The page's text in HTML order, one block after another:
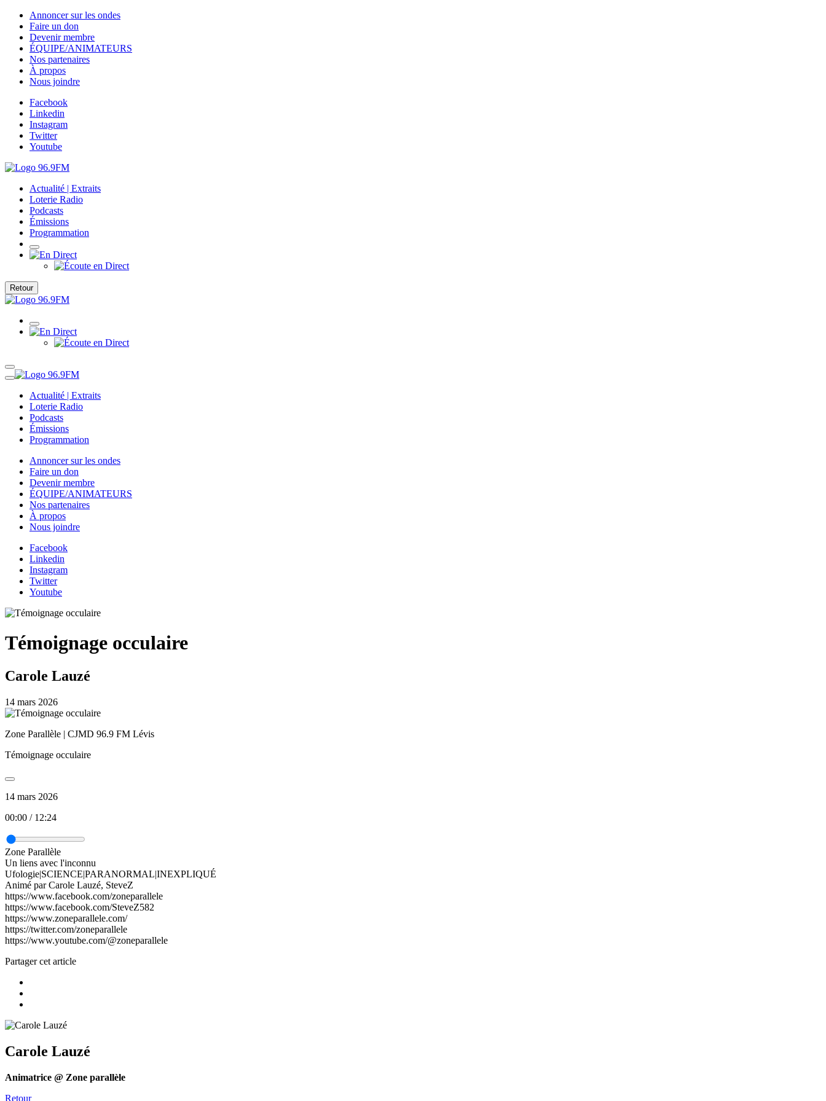
Annoncer sur les ondes
Faire un don
Devenir membre
ÉQUIPE/ANIMATEURS
Nos partenaires
À propos
Nous joindre
Facebook
Linkedin
Instagram
Twitter
Youtube
Actualité | Extraits
Loterie Radio
Podcasts
Émissions
Programmation
Retour
Actualité | Extraits
Loterie Radio
Podcasts
Émissions
Programmation
Annoncer sur les ondes
Faire un don
Devenir membre
ÉQUIPE/ANIMATEURS
Nos partenaires
À propos
Nous joindre
Facebook
Linkedin
Instagram
Twitter
Youtube
Témoignage occulaire
Carole Lauzé
14 mars 2026
Zone Parallèle | CJMD 96.9 FM Lévis
Témoignage occulaire
14 mars 2026
00:00 / 12:24
Zone Parallèle
Un liens avec l'inconnu
Ufologie|SCIENCE|PARANORMAL|INEXPLIQUÉ
Animé par Carole Lauzé, SteveZ
https://www.facebook.com/zoneparallele
https://www.facebook.com/SteveZ582
https://www.zoneparallele.com/
https://twitter.com/zoneparallele
https://www.youtube.com/@zoneparallele
Partager cet article
Carole Lauzé
Animatrice @ Zone parallèle
Retour